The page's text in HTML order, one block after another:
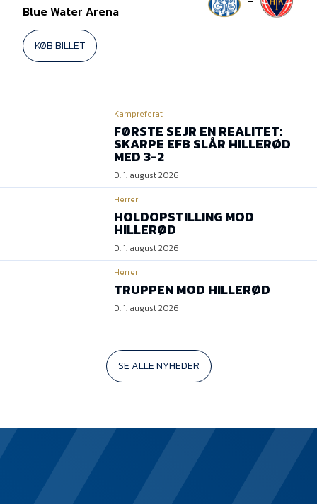
Blue Water Arena
KØB BILLET
Kampreferat
FØRSTE SEJR EN REALITET:
SKARPE EFB SLÅR HILLERØD
MED 3-2
D. 1. august 2026
Herrer
HOLDOPSTILLING MOD
HILLERØD
D. 1. august 2026
Herrer
TRUPPEN MOD HILLERØD
D. 1. august 2026
SE ALLE NYHEDER